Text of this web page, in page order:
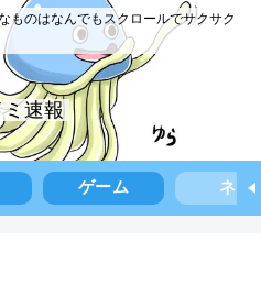
ものはなんでもスクロールでサクサク
速報
ゲーム ネタ